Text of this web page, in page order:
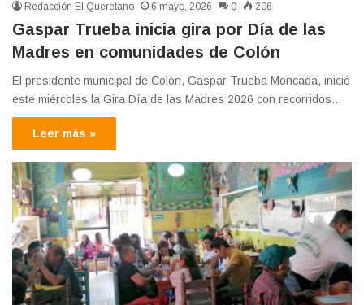
Redacción El Queretano 6 mayo, 2026 0 206
Gaspar Trueba inicia gira por Día de las
Madres en comunidades de Colón
El presidente municipal de Colón, Gaspar Trueba Moncada, inició
este miércoles la Gira Día de las Madres 2026 con recorridos…
Leer más »